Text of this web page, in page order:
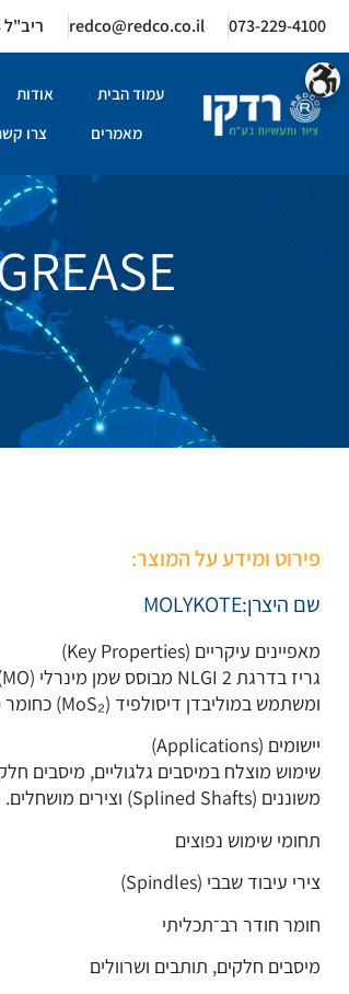
073-229-4100
redco@redco.co.il ריב"ל 3, 6777834, תל-אביב
עמוד הבית אודות
מאמרים
צרו
פירוט ומידע על המוצר:
שם היצרן:MOLYKOTE
מאפיינים עיקריים (Key Properties)
ומשתמש במוליבדן דיסולפיד (MoS₂) כחומר סיכה מוצק.
יישומים (Applications)
שימוש מוצלח במיסבים גלגוליים, מיסבים
משוננים (Splined Shafts) וצירים מושחלים.
תחומי שימוש נפוצים
צירי עיבוד שבבי (Spindles)
חומר חודר רב־תכליתי
מיסבים חלקים, תותבים ושרוולים